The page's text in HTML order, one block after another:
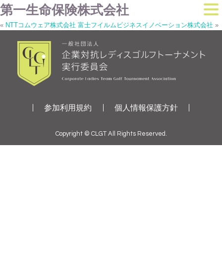
第一生命保険株式会社
« NTTコムウェア株式会社 富士フイルムビジネスイノベーション株式会社 »
参加利用規約 個人情報保護方針
Copyright © CLGT All Rights Reserved.